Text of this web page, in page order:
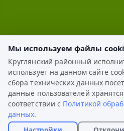
КАРТА
РАЗРАБОТКА:
Мы используем файлы
Круглянский районный
использует на данном сайте
сбора технических данных
данные пользователей
соответствии с Политикой
данных.